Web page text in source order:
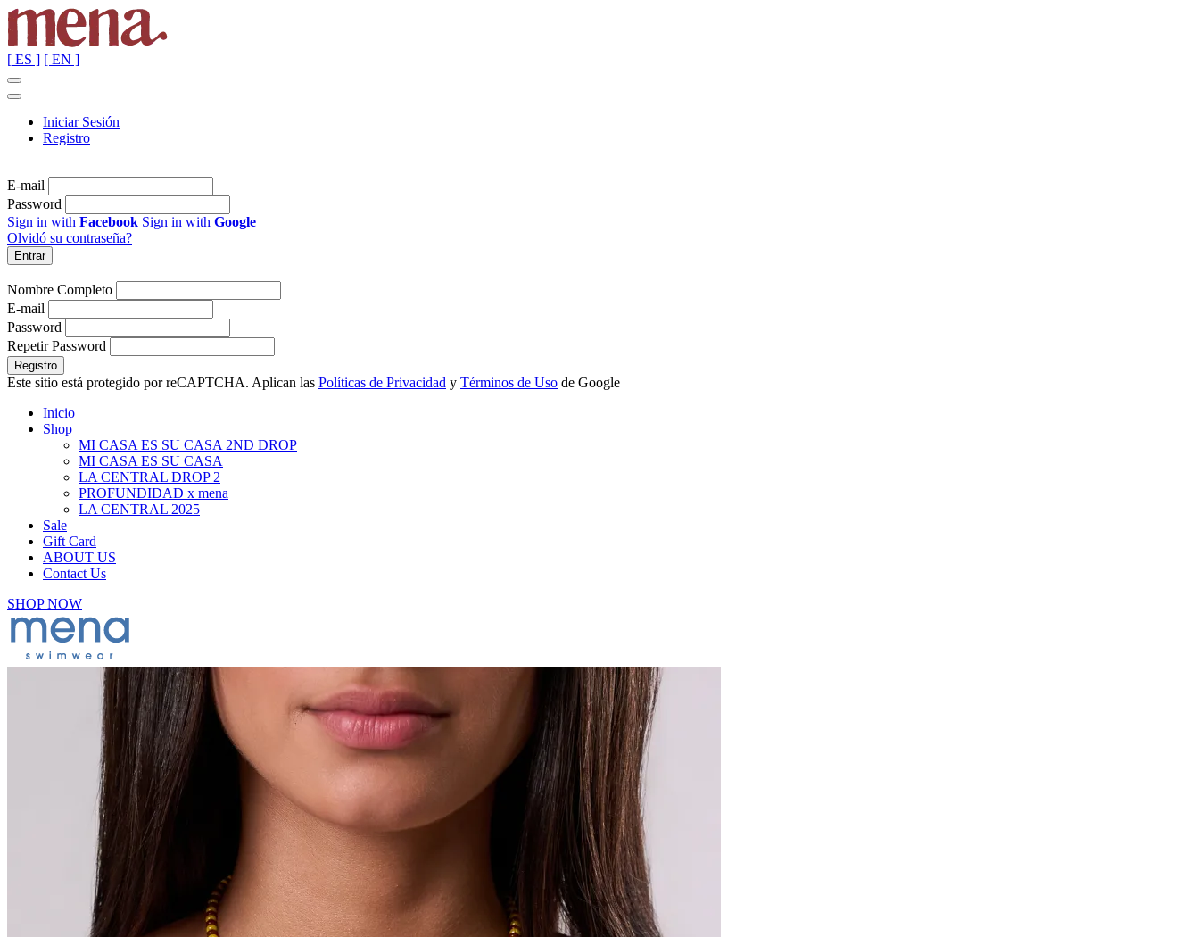
[ ES ] [ EN ]
Iniciar Sesión
Registro
E-mail
Password
Sign in with Facebook Sign in with Google
Olvidó su contraseña?
Nombre Completo
E-mail
Password
Repetir Password
Este sitio está protegido por reCAPTCHA. Aplican las Políticas de Privacidad y Términos de Uso de Google
Inicio
Shop
MI CASA ES SU CASA 2ND DROP
MI CASA ES SU CASA
LA CENTRAL DROP 2
PROFUNDIDAD x mena
LA CENTRAL 2025
Sale
Gift Card
ABOUT US
Contact Us
SHOP NOW